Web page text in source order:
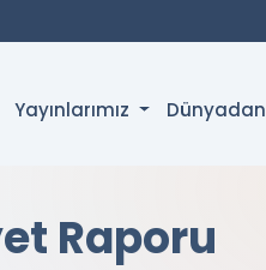
Yayınlarımız Dünyadan
Raporu